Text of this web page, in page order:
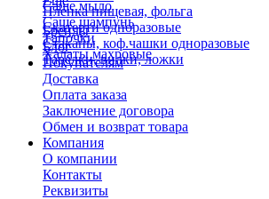
Саше мыло
Саше шампунь
Тапочки
Халаты махровые
Пленка пищевая, фольга
Скатерти одноразовые
Стаканы, коф.чашки одноразовые
Тарелки, вилки, ложки
Бренды
Блог
Покупателям
Доставка
Оплата заказа
Заключение договора
Обмен и возврат товара
Компания
О компании
Контакты
Реквизиты